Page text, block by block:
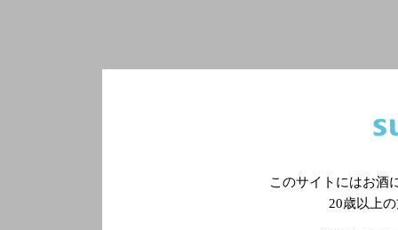
このサイトにはお酒
20歳以上